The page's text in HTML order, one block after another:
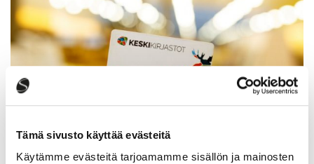
Tämä sivusto käyttää evästeitä
Käytämme evästeitä tarjoamamme sisällön ja mainosten